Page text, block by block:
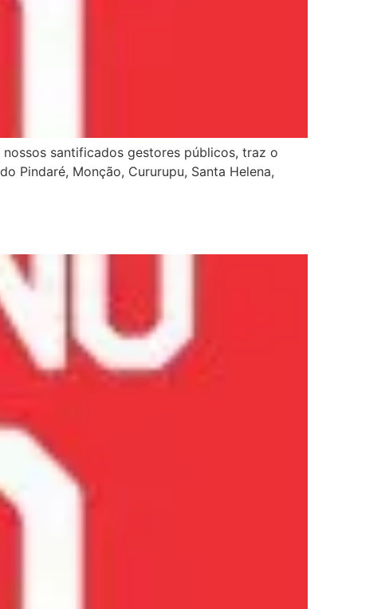
santificados gestores públicos, traz o
Pindaré, Monção, Cururupu, Santa Helena,